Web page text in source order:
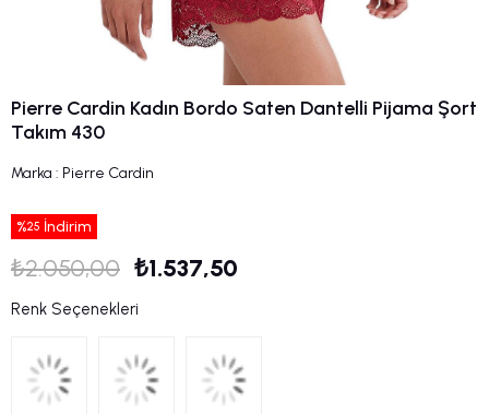
Pierre Cardin Kadın Bordo Saten Dantelli Pijama Şort
Takım 430
Marka : Pierre Cardin
%25 İndirim
₺2.050,00 ₺1.537,50
Renk Seçenekleri